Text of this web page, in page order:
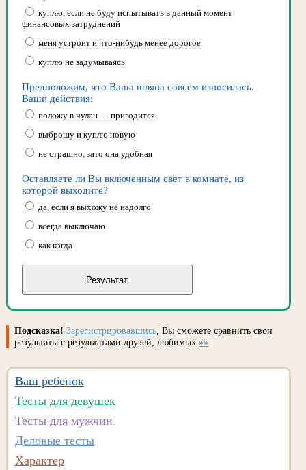
куплю, если не буду испытывать в данный момент
финансовых затруднений
меня устроит и что-нибудь менее дорогое
куплю не задумываясь
Предположим, что Ваша шляпа совсем износилась.
Ваши действия:
положу в чулан — пригодится
выброшу и куплю новую
не страшно, зато она удобная
Оставляете ли Вы включенным свет в комнате, из
которой выходите?
да, если я выхожу не надолго
всегда выключаю
как когда
Подсказка! Зарегистрировавшись, Вы сможете сравнить свои
результаты с результатами друзей, любимых »»
Ваш ребенок
Тесты для девушек
Тесты для мужчин
Деловые тесты
Характер